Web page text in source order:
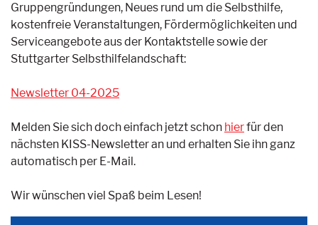
Gruppengründungen, Neues rund um die Selbsthilfe,
kostenfreie Veranstaltungen, Fördermöglichkeiten und
Serviceangebote aus der Kontaktstelle sowie der
Stuttgarter Selbsthilfelandschaft:
Newsletter 04-2025
Melden Sie sich doch einfach jetzt schon hierfür den
nächsten KISS-Newsletter an und erhalten Sie ihn ganz
automatisch per E-Mail.
Wir wünschen viel Spaß beim Lesen!